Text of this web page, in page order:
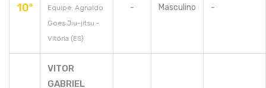
10º
Equipe: Agnaldo
Goes Jiu-jitsu -
Vitória (ES)
- Masculino -
VITOR
GABRIEL